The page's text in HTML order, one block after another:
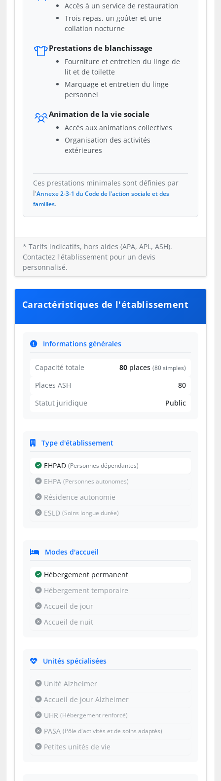
Accès à un service de restauration
Trois repas, un goûter et une
collation nocturne
Prestations de blanchissage
Fourniture et entretien du linge de
lit et de toilette
Marquage et entretien du linge
personnel
Animation de la vie sociale
Accès aux animations collectives
Organisation des activités
extérieures
Ces prestations minimales sont définies par
l'Annexe 2-3-1 du Code de l'action sociale et des
familles.
* Tarifs indicatifs, hors aides (APA, APL, ASH).
Contactez l'établissement pour un devis
personnalisé.
Caractéristiques de l'établissement
Informations générales
Capacité totale 80 places (80 simples)
Places ASH
80
Statut juridique
Public
Type d'établissement
EHPAD (Personnes dépendantes)
EHPA (Personnes autonomes)
Résidence autonomie
ESLD (Soins longue durée)
Modes d'accueil
Hébergement permanent
Hébergement temporaire
Accueil de jour
Accueil de nuit
Unités spécialisées
Unité Alzheimer
Accueil de jour Alzheimer
UHR (Hébergement renforcé)
PASA (Pôle d'activités et de soins adaptés)
Petites unités de vie